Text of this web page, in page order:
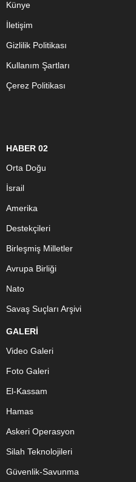
Künye
İletişim
Gizlilik Politikası
Kullanım Şartları
Çerez Politikası
HABER 02
Orta Doğu
İsrail
Amerika
Destekçileri
Birleşmiş Milletler
Avrupa Birliği
Nato
Savaş Suçları Arşivi
GALERİ
Video Galeri
Foto Galeri
El-Kassam
Hamas
Askeri Operasyon
Silah Teknolojileri
Güvenlik-Savunma